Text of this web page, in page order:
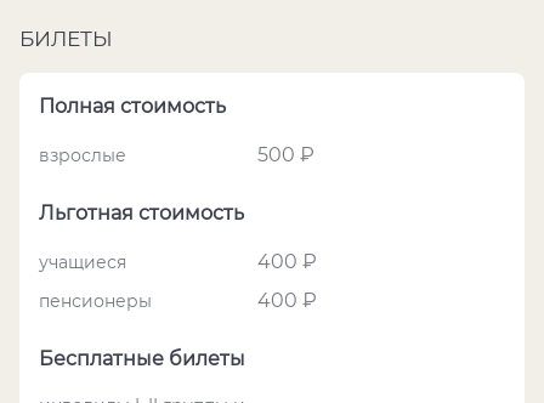
БИЛЕТЫ
Полная стоимость
взрослые 500 ₽
Льготная стоимость
учащиеся 400 ₽
пенсионеры 400 ₽
Бесплатные билеты